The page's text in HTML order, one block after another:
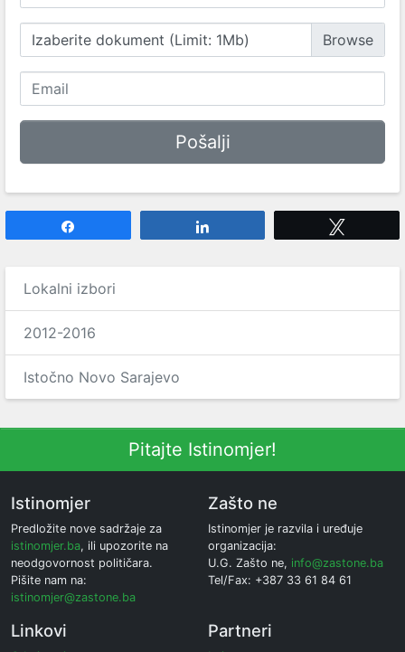
Izaberite dokument (Limit: 1Mb)
Lokalni izbori
2012-2016
Istočno Novo Sarajevo
Pitajte Istinomjer!
Istinomjer
Predložite nove sadržaje za
istinomjer.ba, ili upozorite na
neodgovornost političara.
Pišite nam na:
istinomjer@zastone.ba
Zašto ne
Istinomjer je razvila i uređuje
organizacija:
U.G. Zašto ne, info@zastone.ba
Tel/Fax: +387 33 61 84 61
Linkovi Partneri